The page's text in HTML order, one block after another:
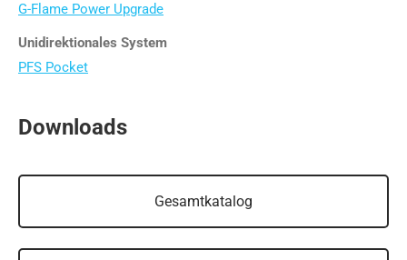
G-Flame Power Upgrade
Unidirektionales System
PFS Pocket
Downloads
Gesamtkatalog